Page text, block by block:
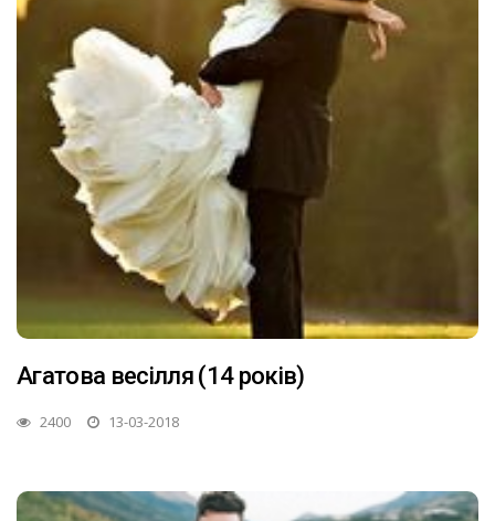
Агатова весілля (14 років)
2400 13-03-2018